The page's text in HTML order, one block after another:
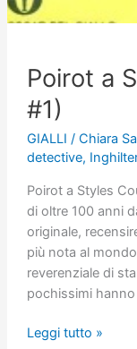
Poirot a
#1)
GIALLI / Chiara
detective,
Poirot a Styles
di oltre 100 anni
originale,
più nota al
reverenziale di
pochissimi
Poirot
Leggi tutto »